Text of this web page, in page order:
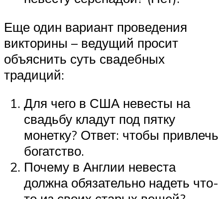
Еще один вариант проведения
викторины – ведущий просит
объяснить суть свадебных
традиций:
Для чего в США невесты на
свадьбу кладут под пятку
монетку? Ответ: чтобы привлечь
богатство.
Почему в Англии невеста
должна обязательно надеть что-